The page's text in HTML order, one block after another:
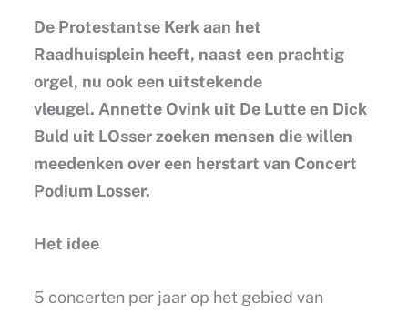
De Protestantse Kerk aan het
Raadhuisplein heeft, naast een prachtig
orgel, nu ook een uitstekende
vleugel. Annette Ovink uit De Lutte en Dick
Buld uit LOsser zoeken mensen die willen
meedenken over een herstart van Concert
Podium Losser.
Het idee
5 concerten per jaar op het gebied van